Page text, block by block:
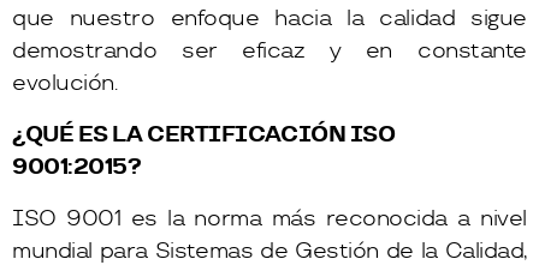
que nuestro enfoque hacia la calidad sigue
demostrando ser eficaz y en constante
evolución.
¿QUÉ ES LA CERTIFICACIÓN ISO
9001:2015?
ISO 9001 es la norma más reconocida a nivel
mundial para Sistemas de Gestión de la Calidad,